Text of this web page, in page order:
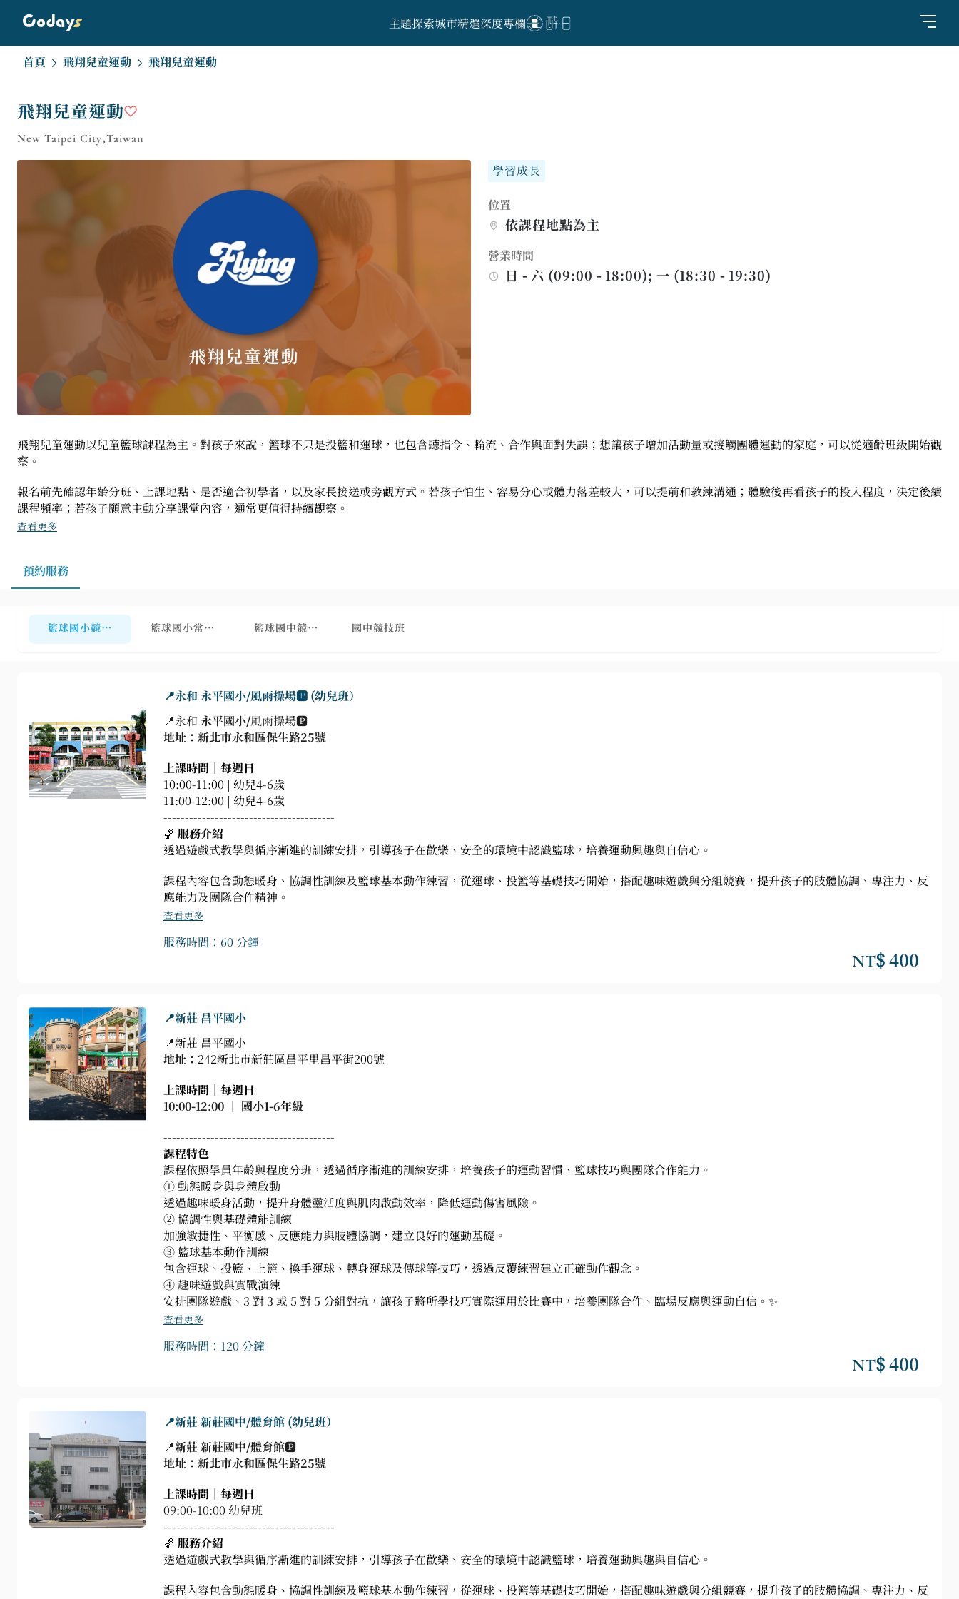
主題探索城市精選深度專欄
首頁 飛翔兒童運動 飛翔兒童運動
飛翔兒童運動
New Taipei City,Taiwan
學習成長
位置
依課程地點為主
營業時間
日 - 六 (09:00 - 18:00); 一 (18:30 - 19:30)
飛翔兒童運動以兒童籃球課程為主。對孩子來說，籃球不只是投籃和運球，也包含聽指令、輪流、合作與面對失誤；想讓孩子增加活動量或接觸團體運動的家庭，可以從適齡班級開始觀
察。
報名前先確認年齡分班、上課地點、是否適合初學者，以及家長接送或旁觀方式。若孩子怕生、容易分心或體力落差較大，可以提前和教練溝通；體驗後再看孩子的投入程度，決定後續
課程頻率；若孩子願意主動分享課堂內容，通常更值得持續觀察。
查看更多
預約服務
籃球國小競技班 1-6年級 (7-12Y) (由教練檢測資格)
籃球國小常態班 1-6年級 (7-12Y)籃球國中競技班 7-9年級 (13-15Y) (由教練檢測資格)
國中競技班
📍永和 永平國小/風雨操場🅿️ (幼兒班）
📍永和 永平國小/風雨操場🅿️
地址：新北市永和區保生路25號
上課時間｜每週日
10:00-11:00 | 幼兒4-6歲
11:00-12:00 | 幼兒4-6歲
----------------------------------------
🏀 服務介紹
透過遊戲式教學與循序漸進的訓練安排，引導孩子在歡樂、安全的環境中認識籃球，培養運動興趣與自信心。
課程內容包含動態暖身、協調性訓練及籃球基本動作練習，從運球、投籃等基礎技巧開始，搭配趣味遊戲與分組競賽，提升孩子的肢體協調、專注力、反
應能力及團隊合作精神。
查看更多
服務時間：60 分鐘
NT$ 400
📍新莊 昌平國小
📍新莊 昌平國小
地址： 242新北市新莊區昌平里昌平街200號
上課時間｜每週日
10:00-12:00 ｜ 國小1-6年級
----------------------------------------
課程特色
課程依照學員年齡與程度分班，透過循序漸進的訓練安排，培養孩子的運動習慣、籃球技巧與團隊合作能力。
① 動態暖身與身體啟動
透過趣味暖身活動，提升身體靈活度與肌肉啟動效率，降低運動傷害風險。
② 協調性與基礎體能訓練
加強敏捷性、平衡感、反應能力與肢體協調，建立良好的運動基礎。
③ 籃球基本動作訓練
包含運球、投籃、上籃、換手運球、轉身運球及傳球等技巧，透過反覆練習建立正確動作觀念。
④ 趣味遊戲與實戰演練
安排團隊遊戲、3 對 3 或 5 對 5 分組對抗，讓孩子將所學技巧實際運用於比賽中，培養團隊合作、臨場反應與運動自信。✨
查看更多
服務時間：120 分鐘
NT$ 400
📍新莊 新莊國中/體育館 (幼兒班）
📍新莊 新莊國中/體育館🅿️
地址：新北市永和區保生路25號
上課時間｜每週日
09:00-10:00 幼兒班
----------------------------------------
🏀 服務介紹
透過遊戲式教學與循序漸進的訓練安排，引導孩子在歡樂、安全的環境中認識籃球，培養運動興趣與自信心。
課程內容包含動態暖身、協調性訓練及籃球基本動作練習，從運球、投籃等基礎技巧開始，搭配趣味遊戲與分組競賽，提升孩子的肢體協調、專注力、反